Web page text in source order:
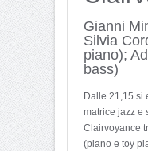
Gianni
Silvia
piano);
bass)
Dalle 21,15 si
matrice jazz e
Clairvoyance
(piano e toy